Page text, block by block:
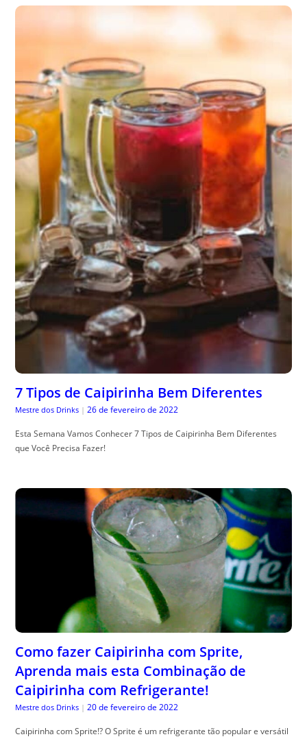
7 Tipos de Caipirinha Bem Diferentes
Mestre dos Drinks | 26 de fevereiro de 2022
Esta Semana Vamos Conhecer 7 Tipos de Caipirinha Bem Diferentes
que Você Precisa Fazer!
Como fazer Caipirinha com Sprite,
Aprenda mais esta Combinação de
Caipirinha com Refrigerante!
Mestre dos Drinks | 20 de fevereiro de 2022
Caipirinha com Sprite!? O Sprite é um refrigerante tão popular e versátil